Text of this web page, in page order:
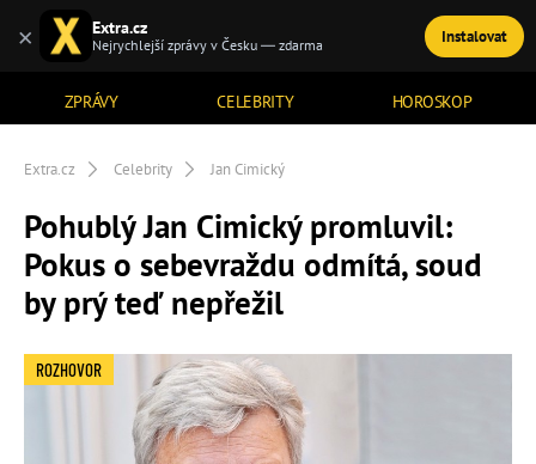
ZPRÁVY CELEBRITY HOROSKOP
TÉMATA
Extra.cz Celebrity Jan Cimický
Pohublý Jan Cimický promluvil:
Pokus o sebevraždu odmítá, soud
by prý teď nepřežil
ROZHOVOR
× Extra.cz
Nejrychlejší zprávy v Česku — zdarma Instalovat